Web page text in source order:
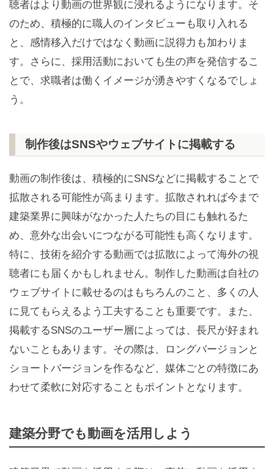
聴者はより動画の世界観に浸れるようになります。そ
のため、積極的に職人のインタビューも取り入れる
と、感情移入だけではなく動画に説得力も加わりま
す。さらに、採用活動においても生の声を発信するこ
とで、求職者は働くイメージが湧きやすくなるでしょ
う。
制作後はSNSやウェブサイトに掲載する
動画の制作後は、積極的にSNSなどに掲載することで
拡散される可能性が高まります。拡散されれば今まで
建築業界に興味がなかった人たちの目にも触れるた
め、意外な出会いにつながる可能性も高くなります。
特に、技術を紹介する動画では拡散によって海外の視
聴者にも届くかもしれません。制作した動画は自社の
ウェブサイトに載せるのはもちろんのこと、多くの人
に見てもらえるよう工夫することも重要です。また、
掲載するSNSのユーザー層によっては、長尺が好まれ
ないこともあります。その際は、ロングバージョンと
ショートバージョンを作るなど、媒体ごとの特徴にあ
わせて柔軟に対応することもポイントとなります。
建築分野でも動画を活用しよう